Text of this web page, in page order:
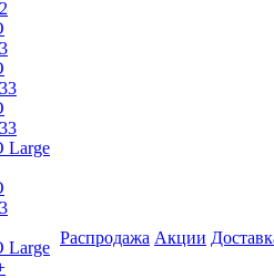
Large
Large
Распродажа Акции